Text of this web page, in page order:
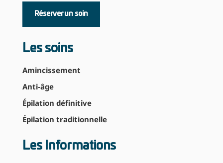
Réserver un soin
Les soins
Amincissement
Anti-âge
Épilation définitive
Épilation traditionnelle
Les Informations